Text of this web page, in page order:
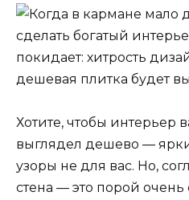
Хотите, чтобы интерьер
выглядел дешево —
узоры не для вас. Но,
стена — это порой